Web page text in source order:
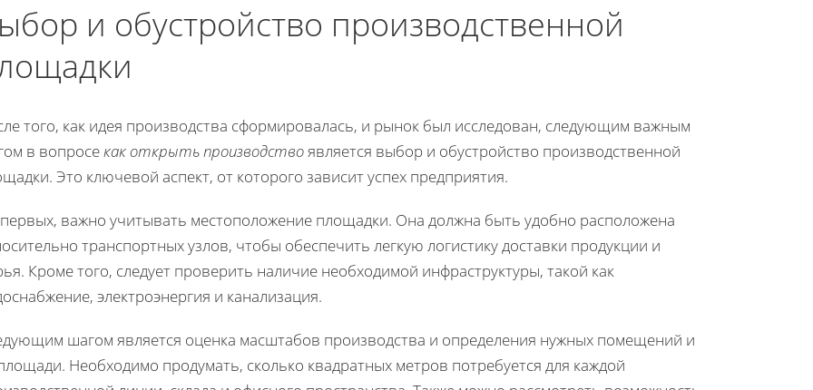
и обустройство производственной
того, как идея производства сформировалась, и рынок был исследован, следующим важным
в вопросекак открыть производствоявляется выбор и обустройство производственной
Это ключевой аспект, от которого зависит успех предприятия.
важно учитывать местоположение площадки. Она должна быть удобно расположена
транспортных узлов, чтобы обеспечить легкую логистику доставки продукции и
Кроме того, следует проверить наличие необходимой инфраструктуры, такой как
электроэнергия и канализация.
шагом является оценка масштабов производства и определения нужных помещений и
Необходимо продумать, сколько квадратных метров потребуется для каждой